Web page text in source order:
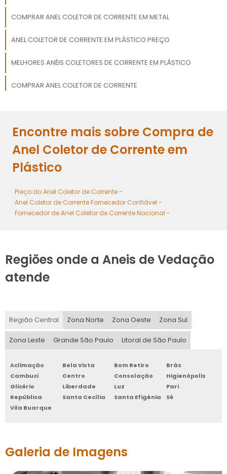
COMPRAR ANEL COLETOR DE CORRENTE EM METAL
ANEL COLETOR DE CORRENTE EM PLÁSTICO PREÇO
MELHORES ANÉIS COLETORES DE CORRENTE EM PLÁSTICO
COMPRAR ANEL COLETOR DE CORRENTE
ANEL COLETOR DE CORRENTE ELÉTRICA
Encontre mais sobre Compra de
Anel Coletor de Corrente em
Plástico
Preço do Anel Coletor de Corrente -
Anel Coletor de Corrente Fornecedor Confiável -
Fornecedor de Anel Coletor de Corrente Nacional -
Regiões onde a Aneis de Vedação
atende
Região Central Zona Norte Zona Oeste Zona Sul
Zona Leste Grande São Paulo Litoral de São Paulo
Aclimação Bela Vista Bom Retiro
Brás
Cambuci
Centro Consolação
Higienópolis
Glicério
Liberdade Luz
Pari
República
Santa Cecília Santa Efigênia
Sé
Vila Buarque
Galeria de Imagens